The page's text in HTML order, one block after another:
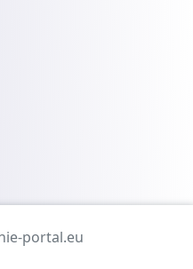
portal.eu